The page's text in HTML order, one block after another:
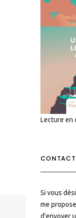
Lecture en
CONTACT
Si vous
me
d'envoyer